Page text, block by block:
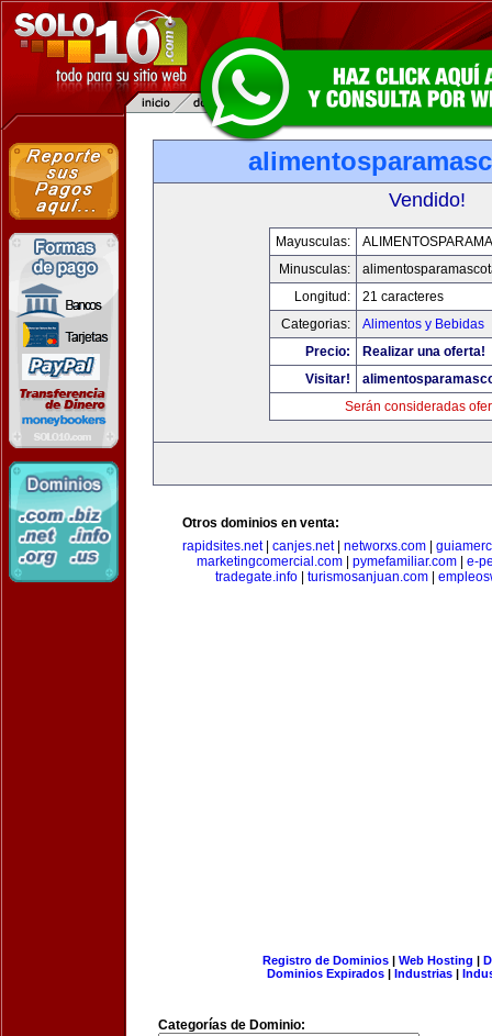
Vendido!
Mayusculas:
Minusculas:
Longitud:
21 caracteres
Categorias:
Alimentos y Bebidas
Precio:
Realizar una oferta!
Visitar!
Serán consideradas
Otros dominios en venta:
rapidsites.net| canjes.net| networxs.com
marketingcomercial.com| pymefamiliar.com| e-
tradegate.info| turismosanjuan.com|
Registro de Dominios| Web Hosting |
Dominios Expirados | Industrias |
Categorías de Dominio: